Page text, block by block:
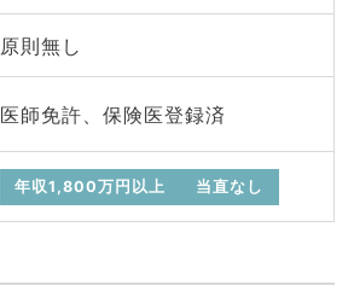
原則無し
医師免許、保険医登録済
年収1,800万円以上 当直なし